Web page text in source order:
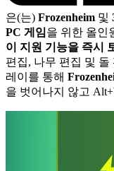
은(는) Frozenheim 및
PC 게임을 위한 올인
이 지원 기능을 즉시
편집, 나무 편집 및 돌
레이를 통해
을 벗어나지 않고